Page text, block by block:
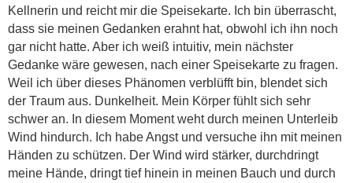
Kellnerin und reicht mir die Speisekarte. Ich bin überrascht,
dass sie meinen Gedanken erahnt hat, obwohl ich ihn noch
gar nicht hatte. Aber ich weiß intuitiv, mein nächster
Gedanke wäre gewesen, nach einer Speisekarte zu fragen.
Weil ich über dieses Phänomen verblüfft bin, blendet sich
der Traum aus. Dunkelheit. Mein Körper fühlt sich sehr
schwer an. In diesem Moment weht durch meinen Unterleib
Wind hindurch. Ich habe Angst und versuche ihn mit meinen
Händen zu schützen. Der Wind wird stärker, durchdringt
meine Hände, dringt tief hinein in meinen Bauch und durch